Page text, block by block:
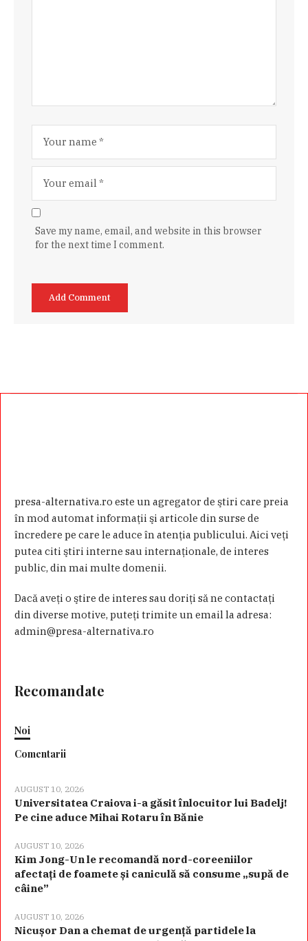
Save my name, email, and website in this browser
for the next time I comment.
presa-alternativa.ro este un agregator de ştiri care preia
în mod automat informaţii şi articole din surse de
încredere pe care le aduce în atenţia publicului. Aici veţi
putea citi ştiri interne sau internaţionale, de interes
public, din mai multe domenii.
Dacă aveţi o ştire de interes sau doriţi să ne contactaţi
din diverse motive, puteţi trimite un email la adresa:
admin@presa-alternativa.ro
Recomandate
Noi
Comentarii
AUGUST 10, 2026
Universitatea Craiova i-a găsit înlocuitor lui Badelj!
Pe cine aduce Mihai Rotaru în Bănie
AUGUST 10, 2026
Kim Jong-Un le recomandă nord-coreeniilor
afectați de foamete și caniculă să consume „supă de
câine”
AUGUST 10, 2026
Nicușor Dan a chemat de urgență partidele la